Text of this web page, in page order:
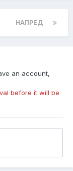
НАПРЕД
an account,
before it will be